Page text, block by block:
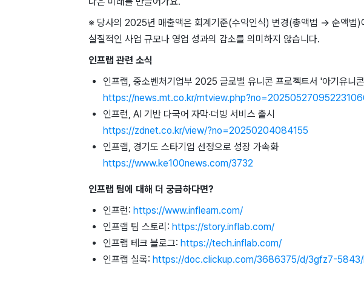
※ 당사의 2025년 매출액은 회계기준(수익인식) 변경(총액법 → 순액법)
실질적인 사업 규모나 영업 성과의 감소를 의미하지 않습니다.
인프랩 관련 소식
인프랩, 중소벤처기업부 2025 글로벌 유니콘 프로젝트서 '아기유니
https://news.mt.co.kr/
인프런, AI 기반 다국어 자막·더빙 서비스 출시
https://zdnet.co.kr/view/?no=20250204084155
인프랩, 경기도 스타기업 선정으로 성장 가속화
https://www.ke100news.com/3732
인프랩 팀에 대해 더 궁금하다면?
인프런: https://www.inflearn.com/
인프랩 팀 스토리: https://story.inflab.com/
인프랩 테크 블로그: https://tech.inflab.com/
인프랩 실록: https://doc.clickup.com/3686375/d/3gfz7-